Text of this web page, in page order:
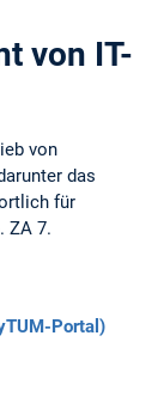
von IT-
von
das
für
ZA 7.
Portal)